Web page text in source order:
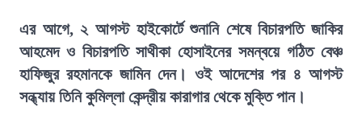
এর আগে, ২ আগস্ট হাইকোর্টে শুনানি শেষে বিচারপতি জাকির
আহমেদ ও বিচারপতি সাথীকা হোসাইনের সমন্বয়ে গঠিত বেঞ্চ
হাফিজুর রহমানকে জামিন দেন। ওই আদেশের পর ৪ আগস্ট
সন্ধ্যায় তিনি কুমিল্লা কেন্দ্রীয় কারাগার থেকে মুক্তি পান।